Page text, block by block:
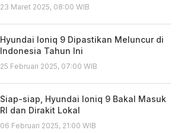
23 Maret 2025, 08:00 WIB
Hyundai Ioniq 9 Dipastikan Meluncur di
Indonesia Tahun Ini
25 Februari 2025, 07:00 WIB
Siap-siap, Hyundai Ioniq 9 Bakal Masuk
RI dan Dirakit Lokal
06 Februari 2025, 21:00 WIB